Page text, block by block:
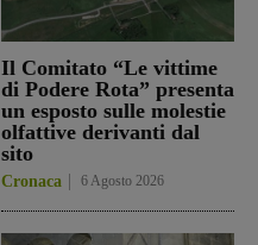
Il Comitato “Le vittime
di Podere Rota” presenta
un esposto sulle molestie
olfattive derivanti dal
sito
Cronaca 6 Agosto 2026